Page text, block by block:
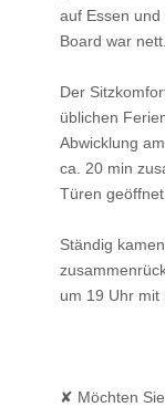
auf Essen
Board war nett.
Der
üblichen
Abwicklung
ca. 20 min
Türen geöffnet
Ständig
um 19 Uhr mit
✘ Möchten